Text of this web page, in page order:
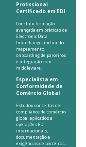
Profissional
Certificado em EDI
Concluiu formação
avançada em práticas de
Electronic Data
Interchange, incluindo
mapeamento,
onboarding de parceiros
e integração com
middleware.
Especialista em
Conformidade de
Comércio Global
Estudou conceitos de
compliance de comércio
global aplicados a
operações EDI
internacionais,
documentação e
exigências de parceiros.